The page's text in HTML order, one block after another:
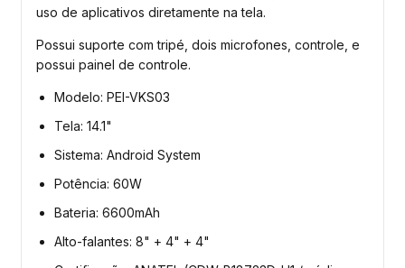
uso de aplicativos diretamente na tela.
Possui suporte com tripé, dois microfones, controle, e
possui painel de controle.
Modelo: PEI-VKS03
Tela: 14.1"
Sistema: Android System
Potência: 60W
Bateria: 6600mAh
Alto-falantes: 8" + 4" + 4"